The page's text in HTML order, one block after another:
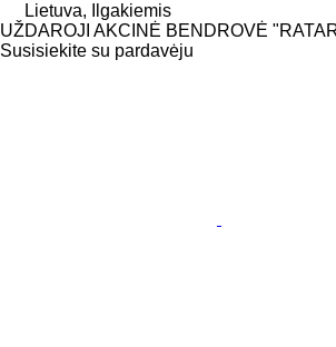
Lietuva, Ilgakiemis
UŽDAROJI AKCINĖ BENDROVĖ
Susisiekite su pardavėju